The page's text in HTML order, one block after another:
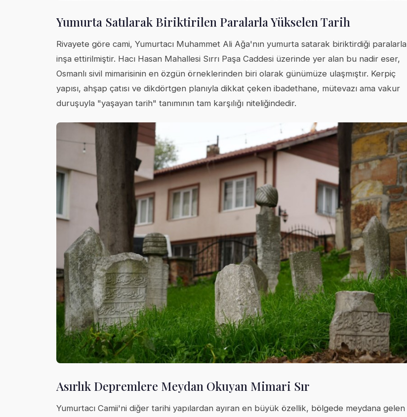
Yumurta Satılarak Biriktirilen Paralarla Yükselen Tarih
Rivayete göre cami, Yumurtacı Muhammet Ali Ağa'nın yumurta satarak biriktirdiği paralarla
inşa ettirilmiştir. Hacı Hasan Mahallesi Sırrı Paşa Caddesi üzerinde yer alan bu nadir eser,
Osmanlı sivil mimarisinin en özgün örneklerinden biri olarak günümüze ulaşmıştır. Kerpiç
yapısı, ahşap çatısı ve dikdörtgen planıyla dikkat çeken ibadethane, mütevazı ama vakur
duruşuyla "yaşayan tarih" tanımının tam karşılığı niteliğindedir.
Asırlık Depremlere Meydan Okuyan Mimari Sır
Yumurtacı Camii'ni diğer tarihi yapılardan ayıran en büyük özellik, bölgede meydana gelen